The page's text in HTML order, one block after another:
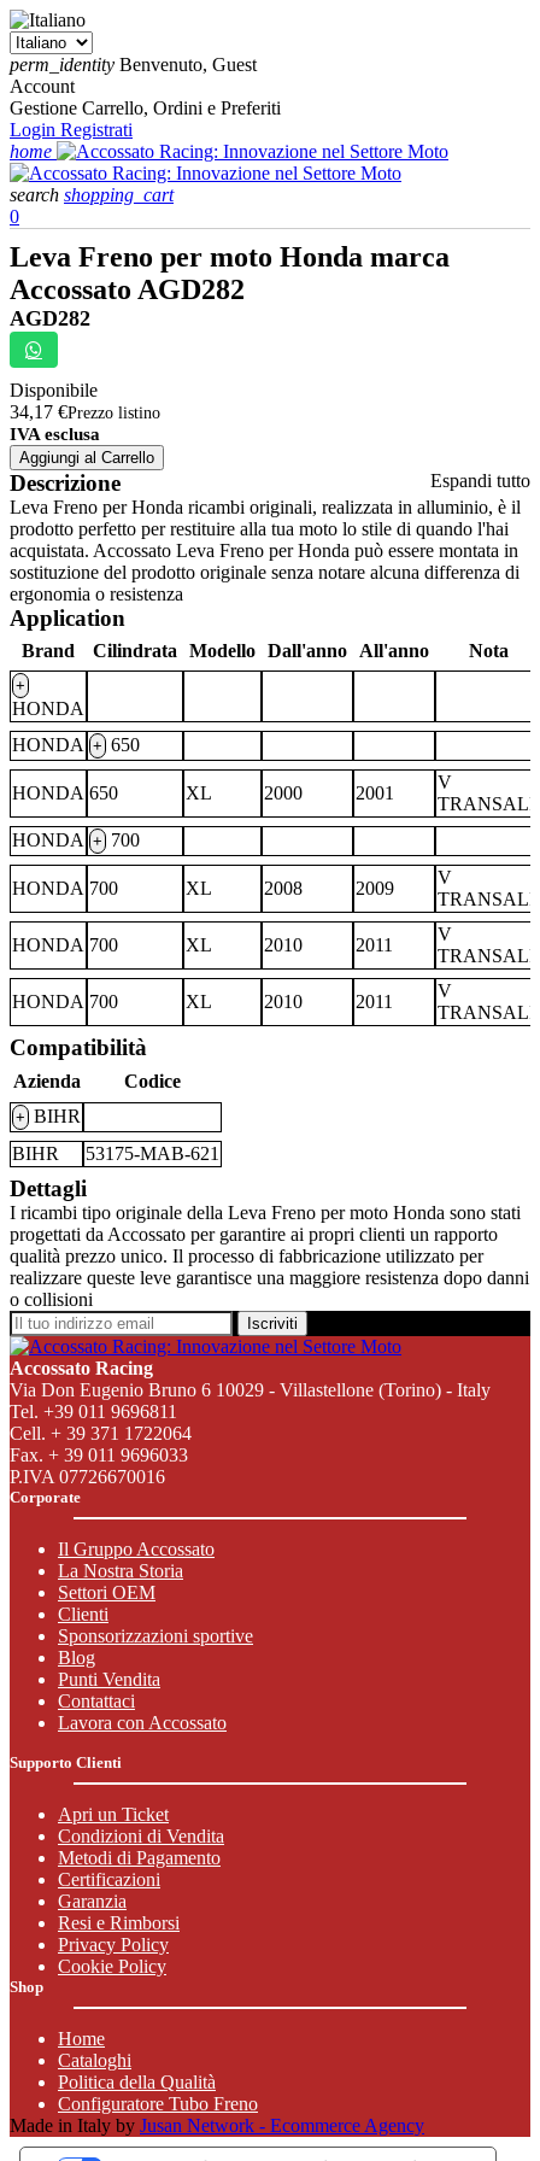
perm_identity Benvenuto, Guest
Account
Gestione Carrello, Ordini e Preferiti
Login Registrati
home
search shopping_cart
0
Leva Freno per moto Honda marca
Accossato AGD282
AGD282
Disponibile
34,17 €Prezzo listino
IVA esclusa
Aggiungi al Carrello
Espandi tutto
Descrizione
Leva Freno per Honda ricambi originali, realizzata in alluminio, è il
prodotto perfetto per restituire alla tua moto lo stile di quando l'hai
acquistata. Accossato Leva Freno per Honda può essere montata in
sostituzione del prodotto originale senza notare alcuna differenza di
ergonomia o resistenza
Application
Brand Cilindrata Modello Dall'anno All'anno Nota
+
HONDA
HONDA + 650
HONDA 650 XL 2000 2001
V
TRANSALP
HONDA + 700
HONDA 700 XL 2008 2009
V
TRANSALP
HONDA 700 XL 2010 2011
V
TRANSALP
HONDA 700 XL 2010 2011
V
TRANSALP
Compatibilità
Azienda Codice
+ BIHR
BIHR
53175-MAB-621
Dettagli
I ricambi tipo originale della Leva Freno per moto Honda sono stati
progettati da Accossato per garantire ai propri clienti un rapporto
qualità prezzo unico. Il processo di fabbricazione utilizzato per
realizzare queste leve garantisce una maggiore resistenza dopo danni
o collisioni
Iscriviti
Accossato Racing
Via Don Eugenio Bruno 6 10029 - Villastellone (Torino) - Italy
Tel. +39 011 9696811
Cell. + 39 371 1722064
Fax. + 39 011 9696033
P.IVA 07726670016
Corporate
Il Gruppo Accossato
La Nostra Storia
Settori OEM
Clienti
Sponsorizzazioni sportive
Blog
Punti Vendita
Contattaci
Lavora con Accossato
Supporto Clienti
Apri un Ticket
Condizioni di Vendita
Metodi di Pagamento
Certificazioni
Garanzia
Resi e Rimborsi
Privacy Policy
Cookie Policy
Shop
Home
Cataloghi
Politica della Qualità
Configuratore Tubo Freno
Made in Italy by Jusan Network - Ecommerce Agency